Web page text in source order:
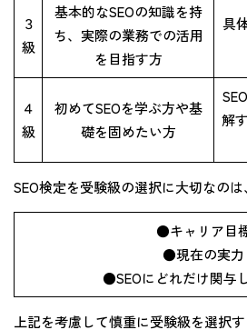
３
級
基本的なSEOの知識を持
ち、実際の業務での活用
を目指す方
具
４
級
初めてSEOを学ぶ方や基
礎を固めたい方
解
SEO検定を受験級の選択に大切なのは
●キャリア目
●現在の実力
●SEOにどれだけ関与
上記を考慮して慎重に受験級を選択す